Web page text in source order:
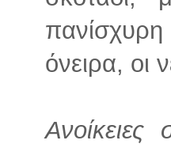
όνειρα, οι
Ανοίκειες